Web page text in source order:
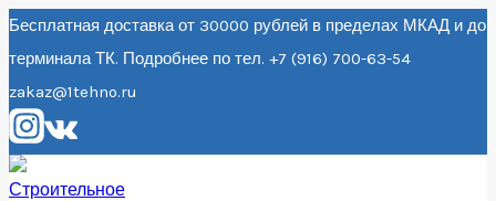
Перейти
к
содержанию
Бесплатная доставка от 30000 рублей в пределах МКАД и до
терминала ТК. Подробнее по тел. +7 (916) 700-63-54
zakaz@1tehno.ru